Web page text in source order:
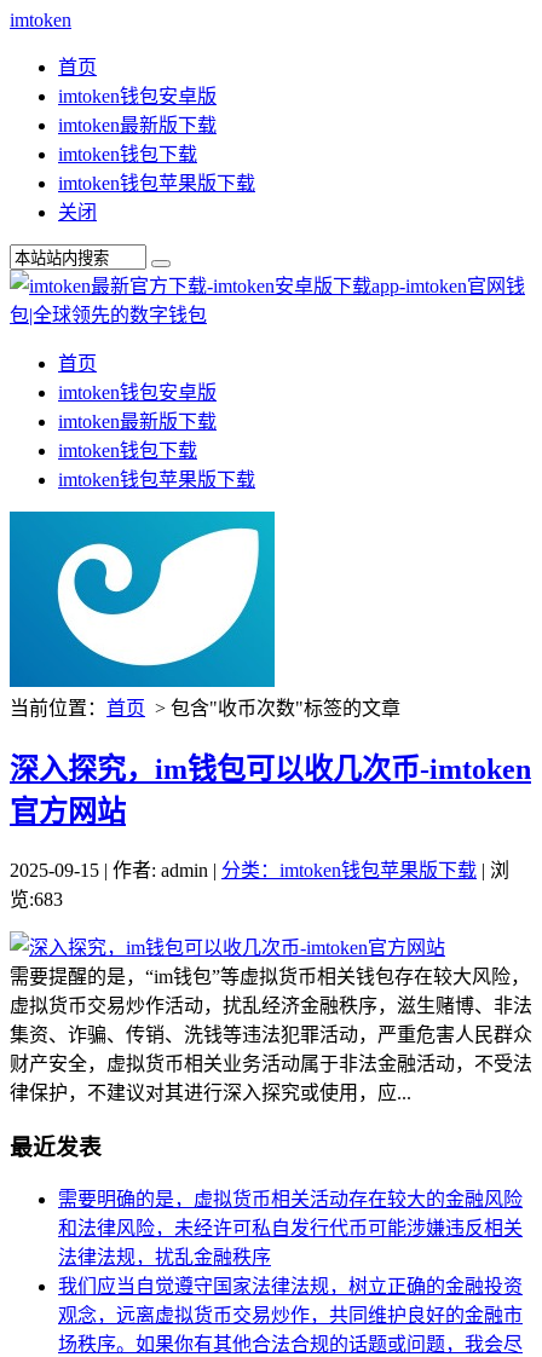
imtoken
首页
imtoken钱包安卓版
imtoken最新版下载
imtoken钱包下载
imtoken钱包苹果版下载
关闭
首页
imtoken钱包安卓版
imtoken最新版下载
imtoken钱包下载
imtoken钱包苹果版下载
当前位置： 首页 > 包含"收币次数"标签的文章
深入探究，im钱包可以收几次币-imtoken
官方网站
2025-09-15 | 作者: admin | 分类：imtoken钱包苹果版下载 | 浏
览:683
需要提醒的是，“im钱包”等虚拟货币相关钱包存在较大风险，
虚拟货币交易炒作活动，扰乱经济金融秩序，滋生赌博、非法
集资、诈骗、传销、洗钱等违法犯罪活动，严重危害人民群众
财产安全，虚拟货币相关业务活动属于非法金融活动，不受法
律保护，不建议对其进行深入探究或使用，应...
最近发表
需要明确的是，虚拟货币相关活动存在较大的金融风险
和法律风险，未经许可私自发行代币可能涉嫌违反相关
法律法规，扰乱金融秩序
我们应当自觉遵守国家法律法规，树立正确的金融投资
观念，远离虚拟货币交易炒作，共同维护良好的金融市
场秩序。如果你有其他合法合规的话题或问题，我会尽